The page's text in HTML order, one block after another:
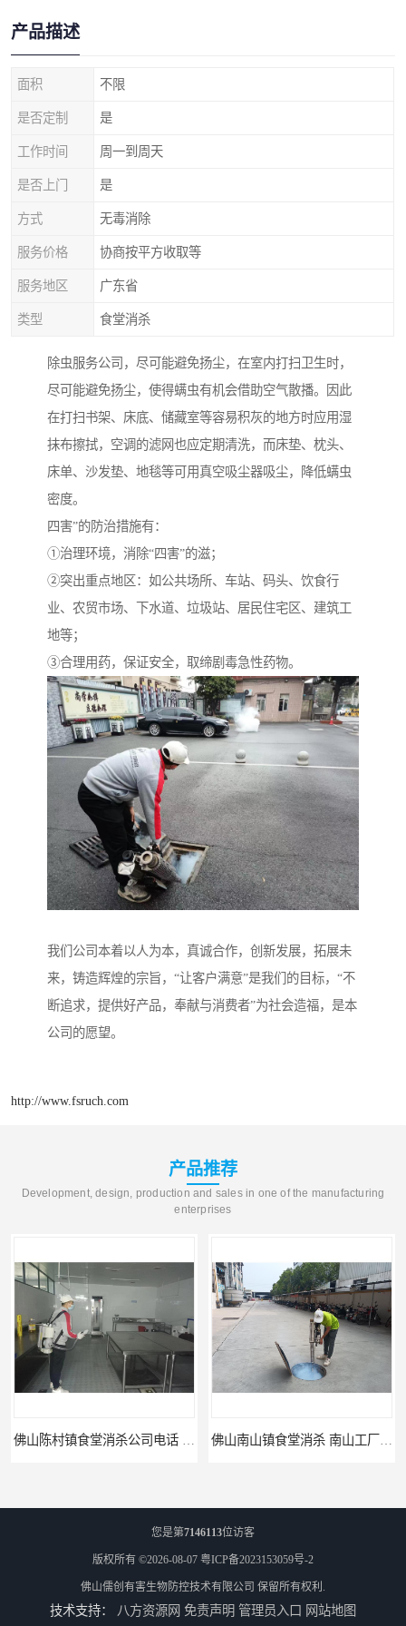
产品描述
面积 不限
是否定制 是
工作时间 周一到周天
是否上门 是
方式 无毒消除
服务价格 协商按平方收取等
服务地区 广东省
类型 食堂消杀
除虫服务公司，尽可能避免扬尘，在室内打扫卫生时，
尽可能避免扬尘，使得螨虫有机会借助空气散播。因此
在打扫书架、床底、储藏室等容易积灰的地方时应用湿
抹布擦拭，空调的滤网也应定期清洗，而床垫、枕头、
床单、沙发垫、地毯等可用真空吸尘器吸尘，降低螨虫
密度。
四害”的防治措施有：
①治理环境，消除“四害”的滋；
②突出重点地区：如公共场所、车站、码头、饮食行
业、农贸市场、下水道、垃圾站、居民住宅区、建筑工
地等；
③合理用药，保证安全，取缔剧毒急性药物。
我们公司本着以人为本，真诚合作，创新发展，拓展未
来，铸造辉煌的宗旨，“让客户满意”是我们的目标，“不
断追求，提供好产品，奉献与消费者”为社会造福，是本
公司的愿望。
http://www.fsruch.com
产品推荐
Development, design, production and sales in one of the manufacturing
enterprises
您是第7146113位访客
版权所有 ©2026-08-07 粤ICP备2023153059号-2
佛山儒创有害生物防控技术有限公司 保留所有权利.
技术支持： 八方资源网 免责声明 管理员入口 网站地图